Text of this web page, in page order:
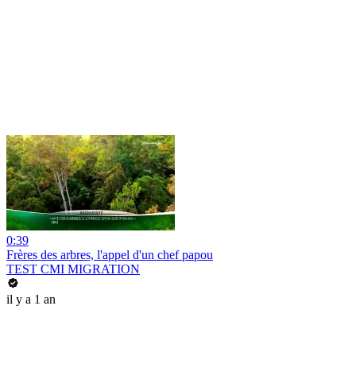
0:39
Frères des arbres, l'appel d'un chef papou
TEST CMI MIGRATION
il y a 1 an